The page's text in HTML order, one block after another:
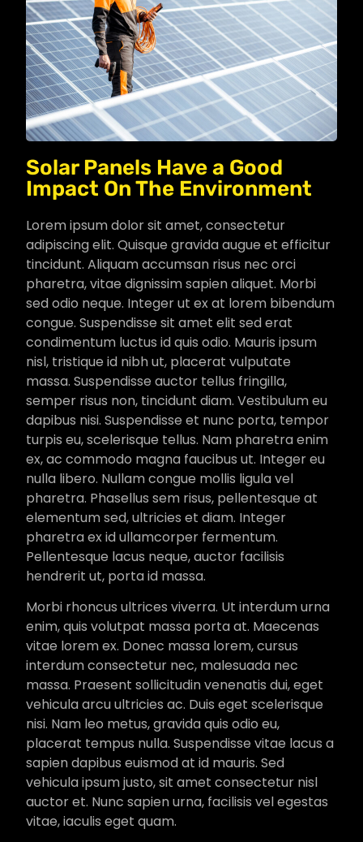
Solar Panels Have a Good
Impact On The Environment
Lorem ipsum dolor sit amet, consectetur
adipiscing elit. Quisque gravida augue et efficitur
tincidunt. Aliquam accumsan risus nec orci
pharetra, vitae dignissim sapien aliquet. Morbi
sed odio neque. Integer ut ex at lorem bibendum
congue. Suspendisse sit amet elit sed erat
condimentum luctus id quis odio. Mauris ipsum
nisl, tristique id nibh ut, placerat vulputate
massa. Suspendisse auctor tellus fringilla,
semper risus non, tincidunt diam. Vestibulum eu
dapibus nisi. Suspendisse et nunc porta, tempor
turpis eu, scelerisque tellus. Nam pharetra enim
ex, ac commodo magna faucibus ut. Integer eu
nulla libero. Nullam congue mollis ligula vel
pharetra. Phasellus sem risus, pellentesque at
elementum sed, ultricies et diam. Integer
pharetra ex id ullamcorper fermentum.
Pellentesque lacus neque, auctor facilisis
hendrerit ut, porta id massa.
Morbi rhoncus ultrices viverra. Ut interdum urna
enim, quis volutpat massa porta at. Maecenas
vitae lorem ex. Donec massa lorem, cursus
interdum consectetur nec, malesuada nec
massa. Praesent sollicitudin venenatis dui, eget
vehicula arcu ultricies ac. Duis eget scelerisque
nisi. Nam leo metus, gravida quis odio eu,
placerat tempus nulla. Suspendisse vitae lacus a
sapien dapibus euismod at id mauris. Sed
vehicula ipsum justo, sit amet consectetur nisl
auctor et. Nunc sapien urna, facilisis vel egestas
vitae, iaculis eget quam.